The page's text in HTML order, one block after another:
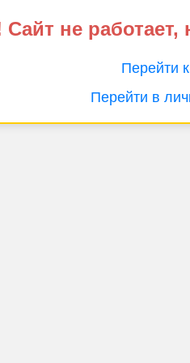
не работает,
Перейти
Перейти в